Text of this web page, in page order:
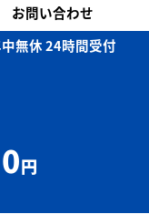
お問い合わせ
無休 24時間受付
円